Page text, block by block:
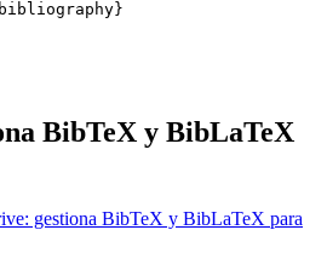
BibTeX y BibLaTeX
gestiona BibTeX y BibLaTeX para